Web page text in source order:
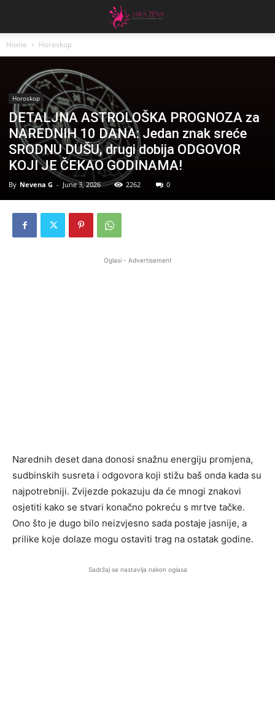
Home Horoskop
Horoskop
DETALJNA ASTROLOŠKA PROGNOZA za
NAREDNIH 10 DANA: Jedan znak sreće
SRODNU DUŠU, drugi dobija ODGOVOR
KOJI JE ČEKAO GODINAMA!
By Nevena G - June 3, 2026 2262 0
Oglasi - Advertisement
Narednih deset dana donosi snažnu energiju promjena,
sudbinskih susreta i odgovora koji stižu baš onda kada su
najpotrebniji. Zvijezde pokazuju da će mnogi znakovi
osjetiti kako se stvari konačno pokreću s mrtve tačke.
Ono što je dugo bilo neizvjesno sada postaje jasnije, a
prilike koje dolaze mogu ostaviti trag na ostatak godine.
Sadržaj se nastavlja nakon oglasa